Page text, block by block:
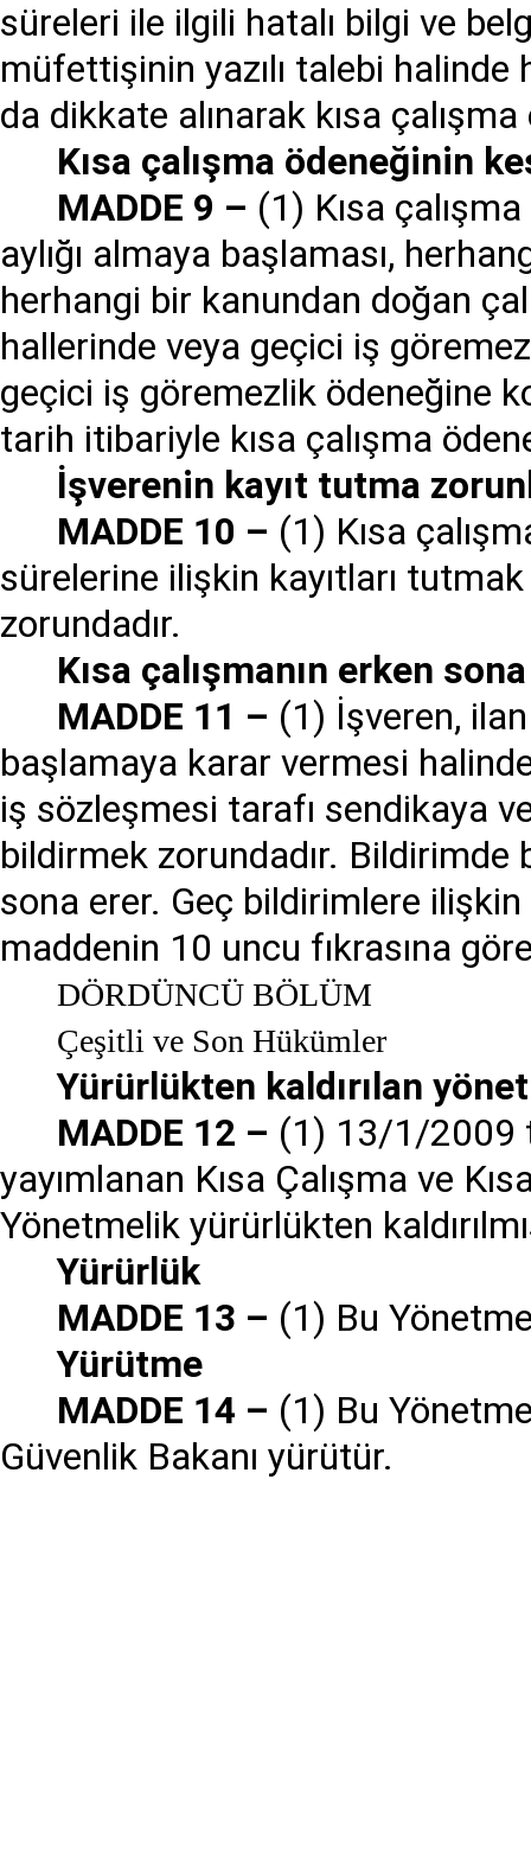
süreleri ile ilgili hatalı bilgi ve
müfettişinin yazılı talebi halinde
da dikkate alınarak kısa
Kısa çalışma ödeneğinin
MADDE 9 – (1) Kısa
aylığı almaya başlaması,
herhangi bir kanundan doğan
hallerinde veya geçici iş
geçici iş göremezlik ödeneğine
tarih itibariyle kısa çalışma
İşverenin kayıt tutma
MADDE 10 – (1) Kısa
sürelerine ilişkin kayıtları
zorundadır.
Kısa çalışmanın erken
MADDE 11 – (1) İşveren,
başlamaya karar vermesi
iş sözleşmesi tarafı sendikaya
bildirmek zorundadır. Bildirimde
sona erer. Geç bildirimlere
maddenin 10 uncu fıkrasına
DÖRDÜNCÜ BÖLÜM
Çeşitli ve Son Hükümler
Yürürlükten kaldırılan
MADDE 12 – (1) 13/1/2009
yayımlanan Kısa Çalışma ve
Yönetmelik yürürlükten
Yürürlük
MADDE 13 – (1) Bu
Yürütme
MADDE 14 – (1) Bu
Güvenlik Bakanı yürütür.